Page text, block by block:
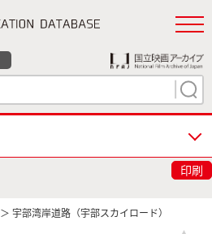
印刷
＞ 宇部湾岸道路（宇部スカイロード）